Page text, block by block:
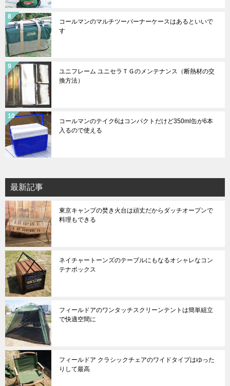
コールマンのマルチツーバーナーケースはあるといいで
す
ユニフレーム ユニセラＴＧのメンテナンス（断熱材の交
換方法）
コールマンのテイク6はコンパクトだけど350ml缶が6本
入るので使える
最新記事
東京キャンプの焚き火台は頑丈だからダッチオープンで
料理もできる
ネイチャートーンズのテーブルにもなるオシャレなコン
テナボックス
フィールドアのワンタッチスクリーンテントは簡単組立
で快適空間に
フィールドア クラシックチェアのワイドタイプはゆった
りして最高